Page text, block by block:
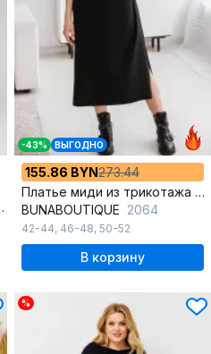
-43% ВЫГОДНО
155.86 BYN273.44
Платье миди из трикотажа с аппликацией из страз череп
BUNABOUTIQUE 2064
42-44, 46-48, 50-52
В корзину
%